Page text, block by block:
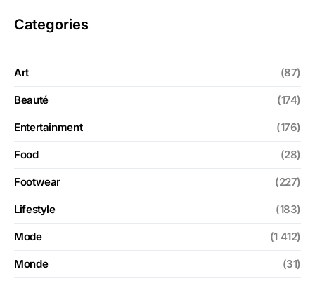
Categories
Art (87)
Beauté (174)
Entertainment (176)
Food (28)
Footwear (227)
Lifestyle (183)
Mode (1 412)
Monde (31)